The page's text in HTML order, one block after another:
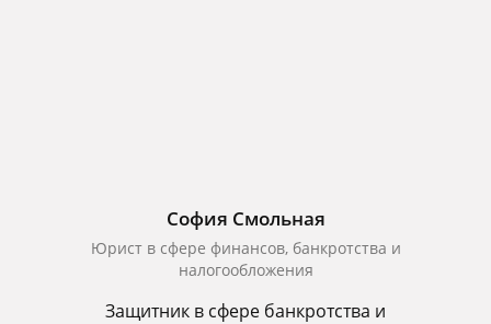
София Смольная
Юрист в сфере финансов, банкротства и
налогообложения
Защитник в сфере банкротства и